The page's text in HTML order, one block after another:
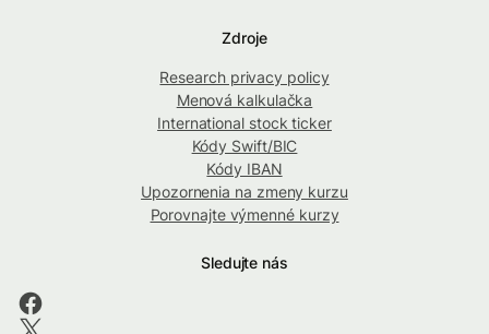
Zdroje
Research privacy policy
Menová kalkulačka
International stock ticker
Kódy Swift/BIC
Kódy IBAN
Upozornenia na zmeny kurzu
Porovnajte výmenné kurzy
Sledujte nás